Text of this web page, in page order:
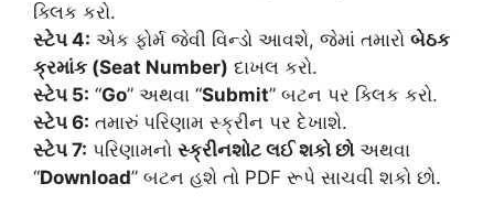
ક્લિક કરો.
સ્ટેપ 4: એક ફોર્મ જેવી વિન્ડો આવશે, જેમાં તમારો બેઠક
ક્રમાંક (Seat Number) દાખલ કરો.
સ્ટેપ 5: “Go” અથવા “Submit” બટન પર ક્લિક કરો.
સ્ટેપ 6: તમારું પરિણામ સ્ક્રીન પર દેખાશે.
સ્ટેપ 7: પરિણામનો સ્ક્રીનશોટ લઈ શકો છોઅથવા
“Download” બટન હશે તો PDF રૂપે સાચવી શકો છો.